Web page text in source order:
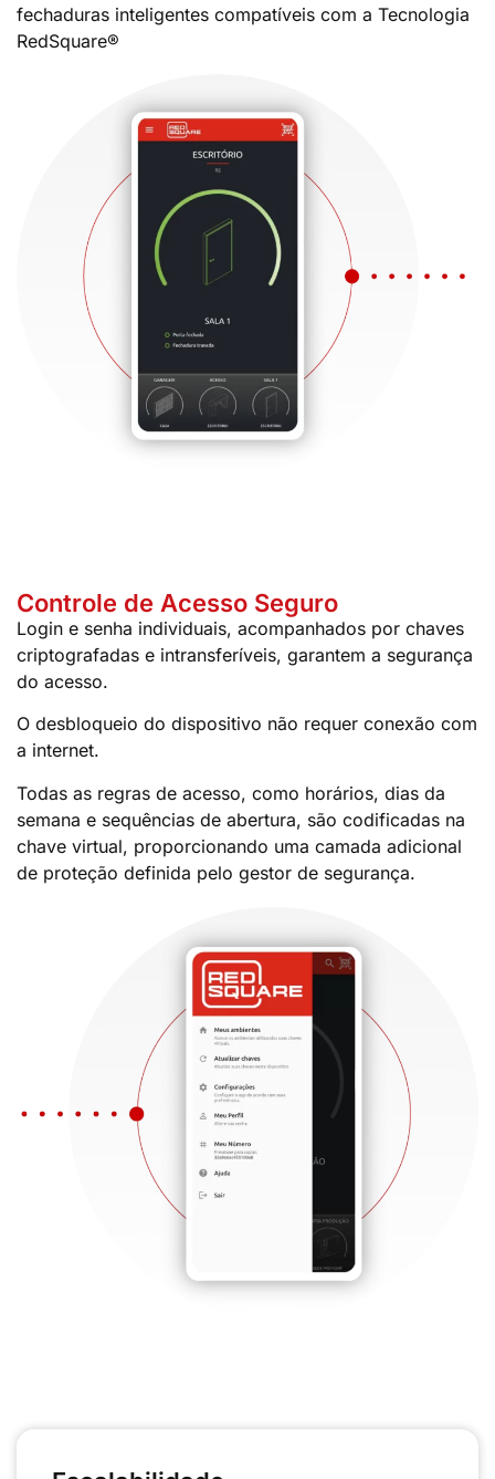
fechaduras inteligentes compatíveis com a Tecnologia
RedSquare®
Controle de Acesso Seguro
Login e senha individuais, acompanhados por chaves
criptografadas e intransferíveis, garantem a segurança
do acesso.
O desbloqueio do dispositivo não requer conexão com
a internet.
Todas as regras de acesso, como horários, dias da
semana e sequências de abertura, são codificadas na
chave virtual, proporcionando uma camada adicional
de proteção definida pelo gestor de segurança.